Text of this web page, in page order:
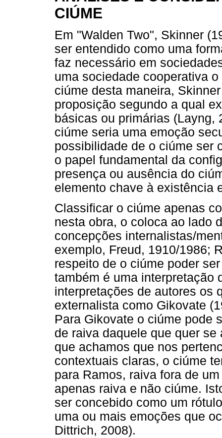
CIÚME
Em "Walden Two", Skinner
ser entendido como uma
faz necessário em
uma sociedade cooperativa
ciúme desta maneira,
proposição segundo a qual
básicas ou primárias (Layng,
ciúme seria uma emoção
possibilidade de o ciúme ser
o papel fundamental da
presença ou ausência do
elemento chave à existência
Classificar o ciúme apenas
nesta obra, o coloca ao lado
concepções internalistas/
exemplo, Freud, 1910/1986;
respeito de o ciúme poder
também é uma interpretação
interpretações de autores os
externalista como Gikovate
Para Gikovate o ciúme pode
de raiva daquele que quer
que achamos que nos
contextuais claras, o ciúme
para Ramos, raiva fora de
apenas raiva e não ciúme.
ser concebido como um
uma ou mais emoções que
Dittrich, 2008).